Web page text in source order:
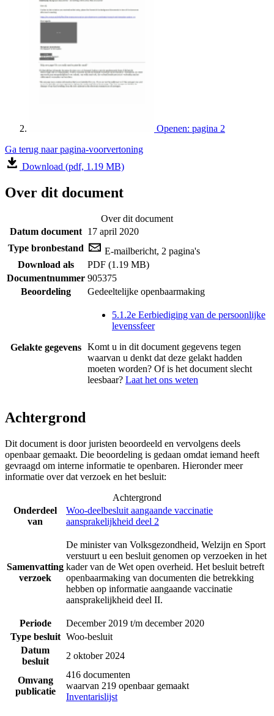
Openen: pagina 2
Ga terug naar pagina-voorvertoning
Download (pdf, 1.19 MB)
Over dit document
Over dit document
Datum document 17 april 2020
Type bronbestand
E-mailbericht, 2 pagina's
Download als
PDF (1.19 MB)
Documentnummer 905375
Beoordeling
Gedeeltelijke openbaarmaking
Gelakte gegevens
5.1.2e Eerbiediging van de persoonlijke
levenssfeer
Komt u in dit document gegevens tegen
waarvan u denkt dat deze gelakt hadden
moeten worden? Of is het document slecht
leesbaar? Laat het ons weten
Achtergrond
Dit document is door juristen beoordeeld en vervolgens deels
openbaar gemaakt. Die beoordeling is gedaan omdat iemand heeft
gevraagd om interne informatie te openbaren. Hieronder meer
informatie over dat verzoek en het besluit:
Achtergrond
Onderdeel
van
Woo-deelbesluit aangaande vaccinatie
aansprakelijkheid deel 2
Samenvatting
verzoek
De minister van Volksgezondheid, Welzijn en Sport
verstuurt u een besluit genomen op verzoeken in het
kader van de Wet open overheid. Het besluit betreft
openbaarmaking van documenten die betrekking
hebben op informatie aangaande vaccinatie
aansprakelijkheid deel II.
Periode
December 2019 t/m december 2020
Type besluit Woo-besluit
Datum
besluit
2 oktober 2024
Omvang
publicatie
416 documenten
waarvan 219 openbaar gemaakt
Inventarislijst